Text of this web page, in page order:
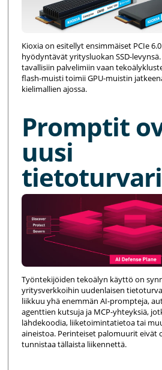
Kioxia on esitellyt ensimmäiset PCIe
hyödyntävät yritysluokan SSD-
tavallisiin palvelimiin vaan
flash-muisti toimii GPU-muistin
kielimallien ajossa.
Promptit
uusi
Työntekijöiden tekoälyn käyttö on
yritysverkkoihin uudenlaisen
liikkuu yhä enemmän AI-prompteja,
agenttien kutsuja ja MCP-yhteyksiä,
lähdekoodia, liiketoimintatietoa tai
aineistoa. Perinteiset palomuurit eivät
tunnistaa tällaista liikennettä.